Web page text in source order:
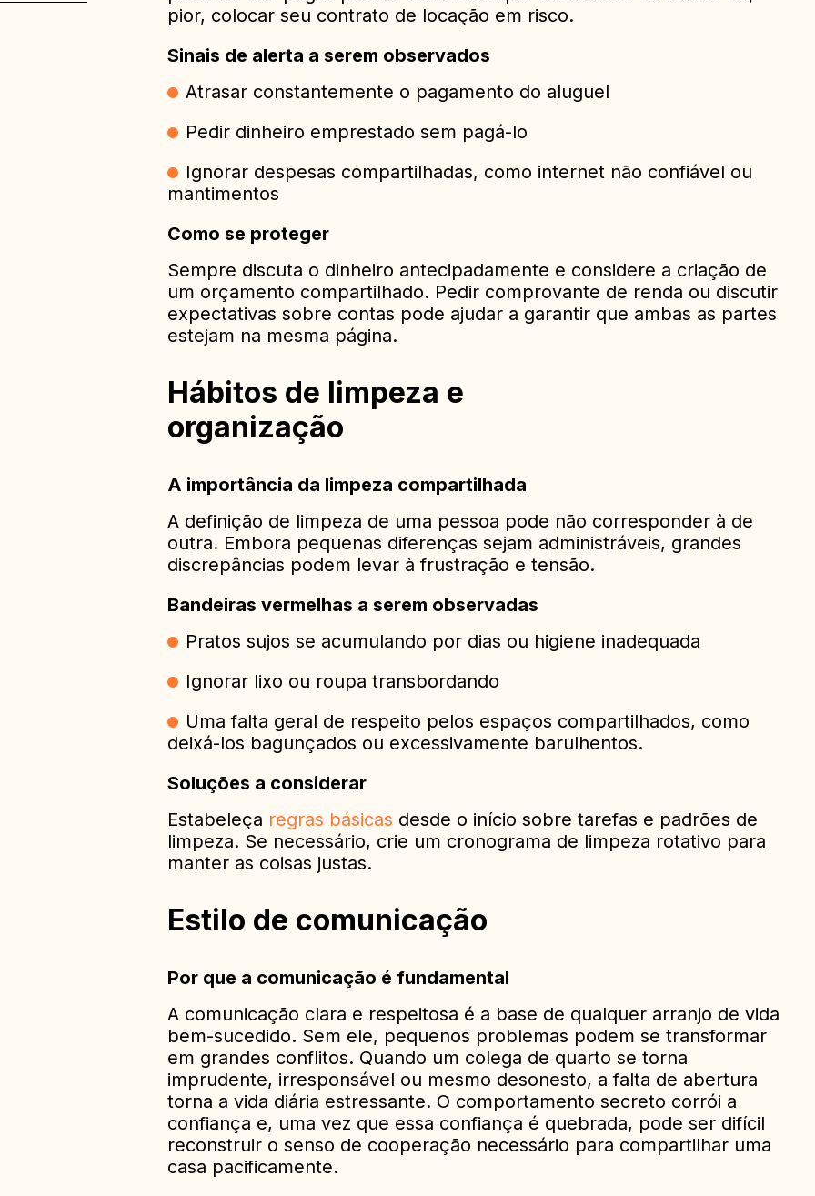
pior, colocar seu contrato de locação em risco.
Sinais de alerta a serem observados
Atrasar constantemente o pagamento do aluguel
Pedir dinheiro emprestado sem pagá-lo
Ignorar despesas compartilhadas, como internet não confiável ou
mantimentos
Como se proteger
Sempre discuta o dinheiro antecipadamente e considere a criação de
um orçamento compartilhado. Pedir comprovante de renda ou discutir
expectativas sobre contas pode ajudar a garantir que ambas as partes
estejam na mesma página.
Hábitos de limpeza e
organização
A importância da limpeza compartilhada
A definição de limpeza de uma pessoa pode não corresponder à de
outra. Embora pequenas diferenças sejam administráveis, grandes
discrepâncias podem levar à frustração e tensão.
Bandeiras vermelhas a serem observadas
Pratos sujos se acumulando por dias ou higiene inadequada
Ignorar lixo ou roupa transbordando
Uma falta geral de respeito pelos espaços compartilhados, como
deixá-los bagunçados ou excessivamente barulhentos.
Soluções a considerar
Estabeleça regras básicas desde o início sobre tarefas e padrões de
limpeza. Se necessário, crie um cronograma de limpeza rotativo para
manter as coisas justas.
Estilo de comunicação
Por que a comunicação é fundamental
A comunicação clara e respeitosa é a base de qualquer arranjo de vida
bem-sucedido. Sem ele, pequenos problemas podem se transformar
em grandes conflitos. Quando um colega de quarto se torna
imprudente, irresponsável ou mesmo desonesto, a falta de abertura
torna a vida diária estressante. O comportamento secreto corrói a
confiança e, uma vez que essa confiança é quebrada, pode ser difícil
reconstruir o senso de cooperação necessário para compartilhar uma
casa pacificamente.